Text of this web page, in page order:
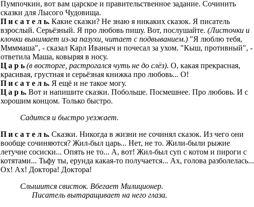
Пумпочкин, вот вам царское и правительственное задание. Сочинить
сказки для Лысого Чудовища.
П и с а т е л ь. Какие сказки? Не знаю я никаких сказок. Я писатель
взрослый. Серьёзный. Я про любовь пишу. Вот, послушайте. (Листочки и
клочки вынимает из-за пазухи, читает с подвыванием.) "Я люблю тебя,
Ммммаша", - сказал Карл Иваныч и почесал за ухом. "Кыш, противный", -
ответила Маша, ковыряя в носу.
Ц а р ь (в восторге, растрогался чуть не до слёз). О, какая прекрасная,
красивая, грустная и серьёзная книжка про любовь... О!
П и с а т е л ь. Я ещё и не такое могу.
Ц а р ь. Вот и напишите сказки. Побольше. Посмешнее. Про любовь. И с
хорошим концом. Только быстро.
Садится и быстро уезжает.
П и с а т е л ь. Сказки. Никогда в жизни не сочинял сказок. Из чего они
вообще сочиняются? Жил-был царь... Нет, не то. Жили-были рыжие
летучие сосиски... Опять не то... А, вот! Жил-был суп с котом и пироги с
котятами... Тьфу ты, ерунда какая-то получается... Ах, голова разболелась...
Ох! Ах! Доктора! Доктора!
Слышится свисток. Вбегает Милиционер.
Писатель вытаращивает на него глаза.